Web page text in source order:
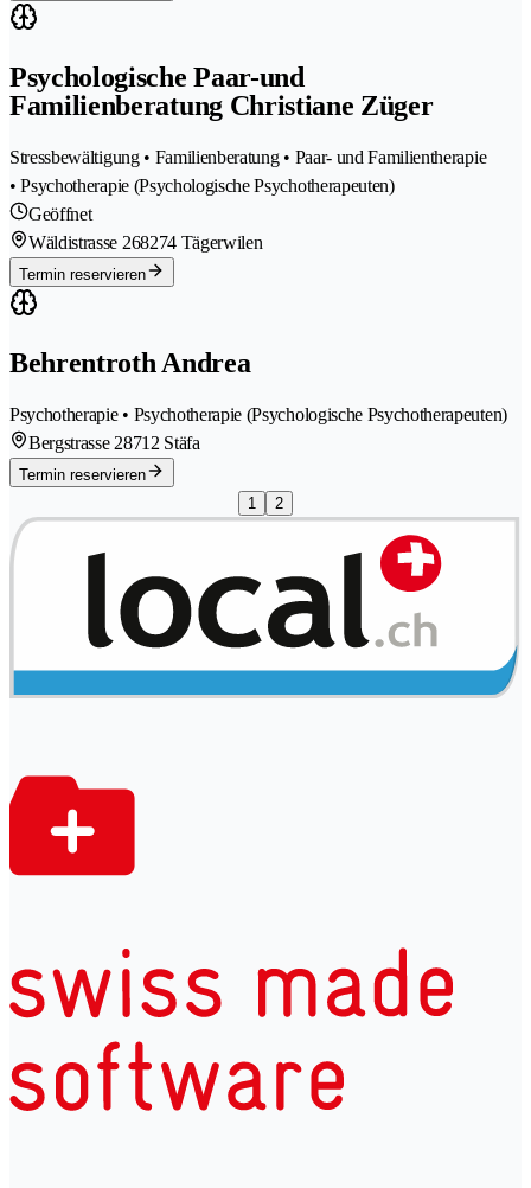
Psychologische Paar-und
Familienberatung Christiane Züger
Stressbewältigung • Familienberatung • Paar- und Familientherapie
• Psychotherapie (Psychologische Psychotherapeuten)
Geöffnet
Wäldistrasse 268274 Tägerwilen
Termin reservieren
Behrentroth Andrea
Psychotherapie • Psychotherapie (Psychologische Psychotherapeuten)
Bergstrasse 28712 Stäfa
Termin reservieren
1
2